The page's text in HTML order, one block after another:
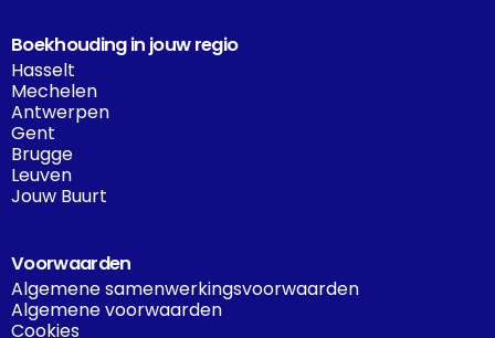
Boekhouding in jouw regio
Hasselt
Mechelen
Antwerpen
Gent
Brugge
Leuven
Jouw Buurt
Voorwaarden
Algemene samenwerkingsvoorwaarden
Algemene voorwaarden
Cookies